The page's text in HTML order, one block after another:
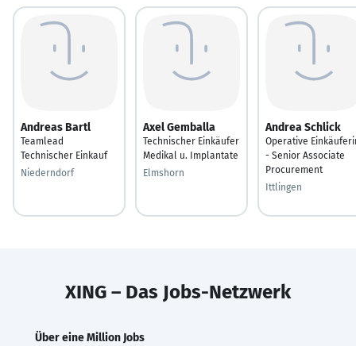
Andreas Bartl
Teamlead
Technischer Einkauf
Niederndorf
Axel Gemballa
Technischer Einkäufer
Medikal u. Implantate
Elmshorn
Andrea Schlick
Operative
- Senior Associate
Procurement
Ittlingen
XING – Das Jobs-Netzwerk
Über eine Million Jobs